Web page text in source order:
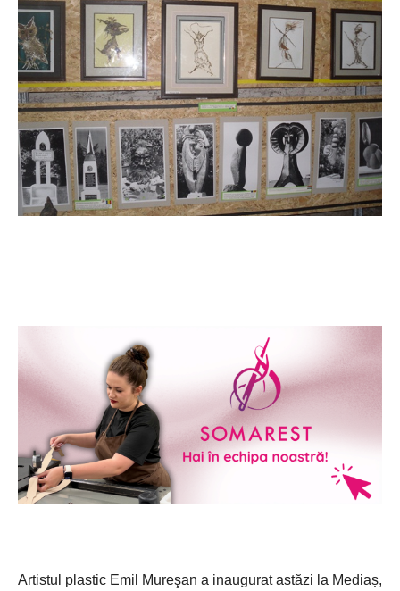
Artistul plastic Emil Mureşan a inaugurat astăzi la Mediaș,